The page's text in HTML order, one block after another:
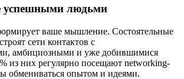
успешными людьми
ваше мышление. Состоятельные
сети контактов с
амбициозными и уже добившимися
из них регулярно посещают networking-
обмениваться опытом и идеями.